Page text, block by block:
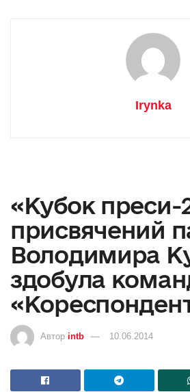
Irynka
«Кубок преси-
присвячений
Володимира
здобула
Автор intb 10.06.2014